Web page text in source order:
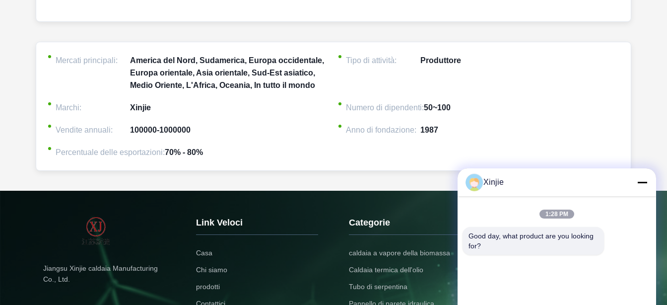
Mercati principali:
America del Nord, Sudamerica, Europa occidentale,
Europa orientale, Asia orientale, Sud-Est asiatico,
Medio Oriente, L'Africa, Oceania, In tutto il mondo
Tipo di attività: Produttore
Marchi: Xinjie Numero di dipendenti:50~100
Vendite annuali: 100000-1000000 Anno di fondazione: 1987
Percentuale delle esportazioni:70% - 80%
Jiangsu Xinjie caldaia Manufacturing
Co., Ltd.
Link Veloci
Casa
Chi siamo
prodotti
Categorie
caldaia a vapore della biomassa
Caldaia termica dell'olio
Tubo di serpentina
Xinjie
1:28 PM
Good day, what product are you looking
for?